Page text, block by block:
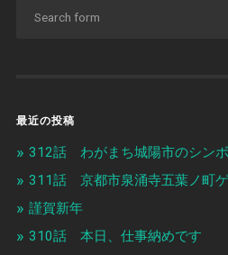
最近の投稿
312話 わがまち城陽市のシン
311話 京都市泉涌寺五葉ノ町
謹賀新年
310話 本日、仕事納めです